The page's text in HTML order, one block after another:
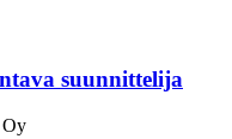
suunnittelija
Oy